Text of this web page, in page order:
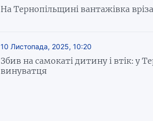
На Тернопільщині вантажівка
10 Листопада, 2025, 10:20
Збив на самокаті дитину і втік: у
винуватця